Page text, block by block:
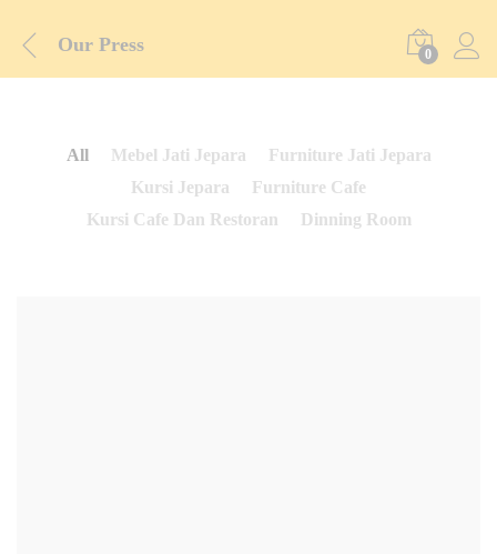
Our Press 0
All Mebel Jati Jepara
Furniture Jati Jepara
Kursi Jepara
Furniture Cafe
Kursi Cafe Dan Restoran
Dinning Room